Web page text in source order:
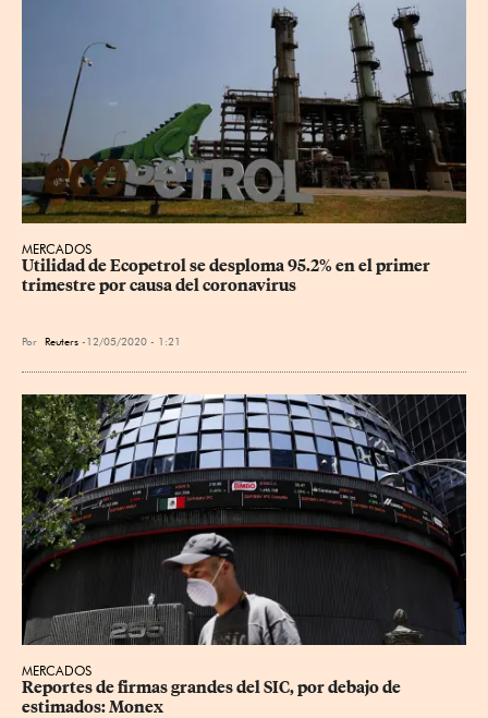
MERCADOS
Utilidad de Ecopetrol se desploma 95.2% en el primer
trimestre por causa del coronavirus
Por Reuters 12/05/2020 - 1:21
MERCADOS
Reportes de firmas grandes del SIC, por debajo de
estimados: Monex